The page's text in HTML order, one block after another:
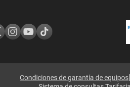
Condiciones de garantía de equipos|